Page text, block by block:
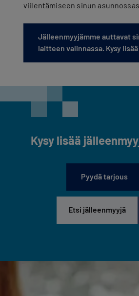
viilentämiseen sinun
Jälleenmyyjämme auttavat
laitteen valinnassa. Kysy lisää
Kysy lisää
Pyydä tarjous
Etsi jälleenmyyjä